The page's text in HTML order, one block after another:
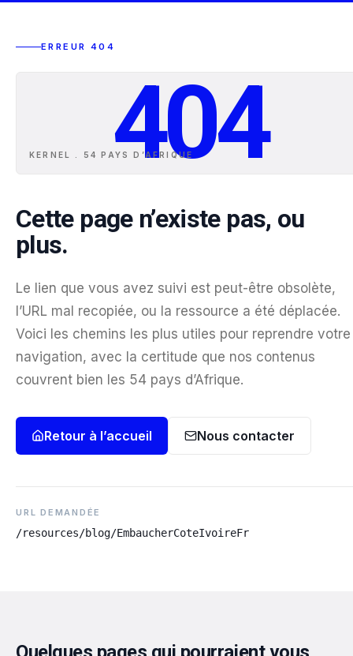
ERREUR 404
Cette page n’existe pas, ou
plus.
Le lien que vous avez suivi est peut-être obsolète,
l’URL mal recopiée, ou la ressource a été déplacée.
Voici les chemins les plus utiles pour reprendre votre
navigation, avec la certitude que nos contenus
couvrent bien les 54 pays d’Afrique.
Retour à l’accueil Nous contacter
URL DEMANDÉE
/resources/blog/EmbaucherCoteIvoireFr
404
KERNEL . 54 PAYS D ’AFRIQUE